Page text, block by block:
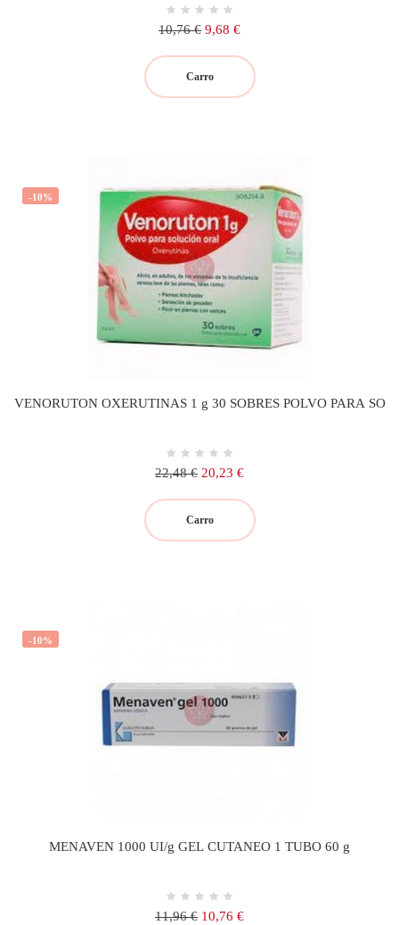
Precio
10,76 € Precio
9,68 €
Carro
-10%
VENORUTON OXERUTINAS 1 g 30 SOBRES POLVO PARA SO
Precio
22,48 € Precio
20,23 €
Carro
-10%
MENAVEN 1000 UI/g GEL CUTANEO 1 TUBO 60 g
Precio
11,96 € Precio
10,76 €